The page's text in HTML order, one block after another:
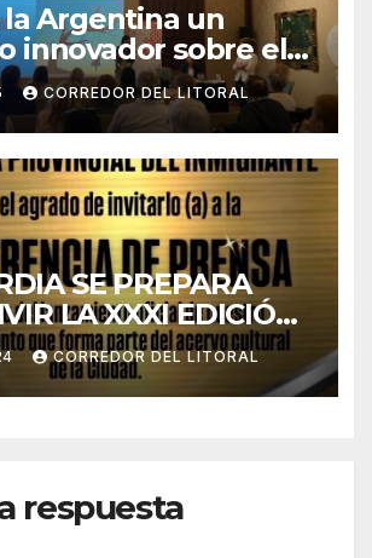
la Argentina un
innovador sobre el
cultura!
CORREDOR DEL LITORAL
SE PREPARA
EDICIÓN
PROVINCIAL
CORREDOR DEL LITORAL
respuesta